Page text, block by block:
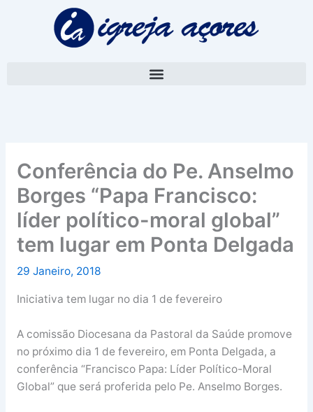
Conferência do Pe. Anselmo
Borges “Papa Francisco:
líder político-moral global”
tem lugar em Ponta Delgada
29 Janeiro, 2018
Iniciativa tem lugar no dia 1 de fevereiro
A comissão Diocesana da Pastoral da Saúde promove
no próximo dia 1 de fevereiro, em Ponta Delgada, a
conferência “Francisco Papa: Líder Político-Moral
Global” que será proferida pelo Pe. Anselmo Borges.